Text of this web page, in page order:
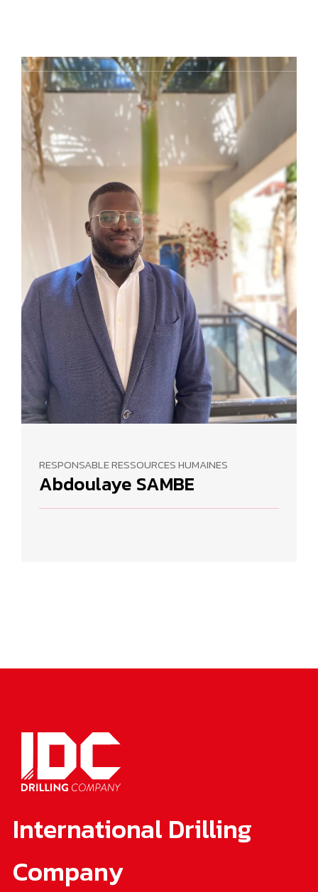
RESPONSABLE RESSOURCES HUMAINES
Abdoulaye SAMBE
International Drilling
Company